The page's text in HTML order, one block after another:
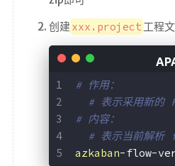
创建xxx.project 工程
# 作用：
# 表示采用新
# 内容：
# 表示当前解
azkaban-flow-